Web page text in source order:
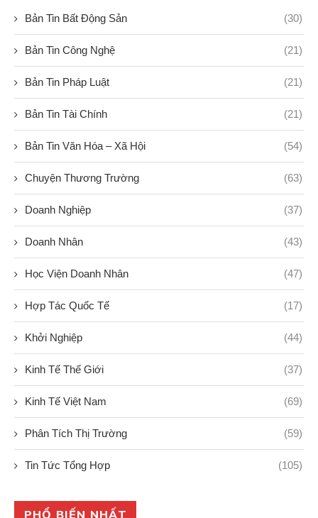
Bản Tin Bất Động Sản (30)
Bản Tin Công Nghệ (21)
Bản Tin Pháp Luật (21)
Bản Tin Tài Chính (21)
Bản Tin Văn Hóa – Xã Hội (54)
Chuyện Thương Trường (63)
Doanh Nghiệp (37)
Doanh Nhân (43)
Học Viện Doanh Nhân (47)
Hợp Tác Quốc Tế (17)
Khởi Nghiệp (44)
Kinh Tế Thế Giới (37)
Kinh Tế Việt Nam (69)
Phân Tích Thị Trường (59)
Tin Tức Tổng Hợp (105)
PHỔ BIẾN NHẤT